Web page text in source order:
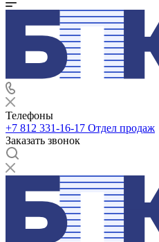
Телефоны
+7 812 331-16-17 Отдел продаж
Заказать звонок